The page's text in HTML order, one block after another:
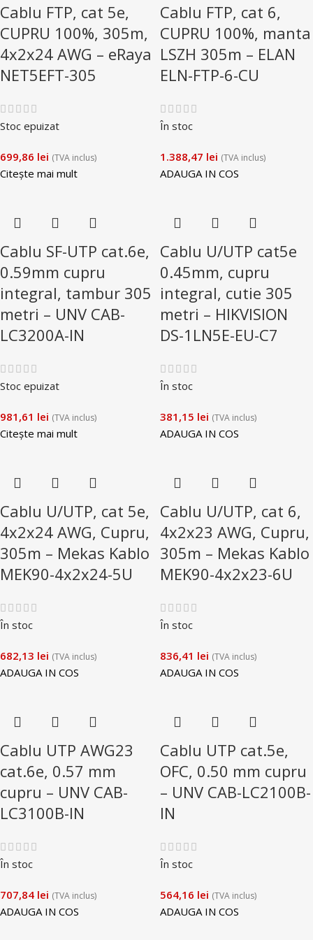
Cablu FTP, cat 5e,
CUPRU 100%, 305m,
4x2x24 AWG – eRaya
NET5EFT-305
Stoc epuizat
699,86 lei (TVA inclus)
Citește mai mult
Cablu FTP, cat 6,
CUPRU 100%, manta
LSZH 305m – ELAN
ELN-FTP-6-CU
În stoc
1.388,47 lei (TVA inclus)
ADAUGA IN COS
Cablu SF-UTP cat.6e,
0.59mm cupru
integral, tambur 305
metri – UNV CAB-
LC3200A-IN
Stoc epuizat
981,61 lei (TVA inclus)
Citește mai mult
Cablu U/UTP cat5e
0.45mm, cupru
integral, cutie 305
metri – HIKVISION
DS-1LN5E-EU-C7
În stoc
381,15 lei (TVA inclus)
ADAUGA IN COS
Cablu U/UTP, cat 5e,
4x2x24 AWG, Cupru,
305m – Mekas Kablo
MEK90-4x2x24-5U
În stoc
682,13 lei (TVA inclus)
ADAUGA IN COS
Cablu U/UTP, cat 6,
4x2x23 AWG, Cupru,
305m – Mekas Kablo
MEK90-4x2x23-6U
În stoc
836,41 lei (TVA inclus)
ADAUGA IN COS
Cablu UTP AWG23
cat.6e, 0.57 mm
cupru – UNV CAB-
LC3100B-IN
În stoc
707,84 lei (TVA inclus)
ADAUGA IN COS
Cablu UTP cat.5e,
OFC, 0.50 mm cupru
– UNV CAB-LC2100B-
IN
În stoc
564,16 lei (TVA inclus)
ADAUGA IN COS